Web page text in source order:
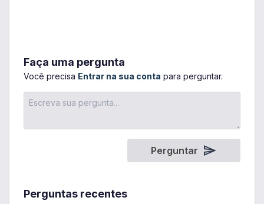
Faça uma pergunta
Você precisa Entrar na sua conta para perguntar.
Perguntar
Perguntas recentes